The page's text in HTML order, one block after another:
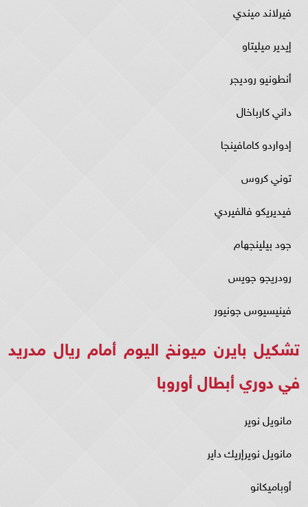
فيرلاند ميندي
إيدير ميليتاو
أنطونيو روديجر
داني كارباخال
إدواردو كامافينجا
توني كروس
فيديريكو فالفيردي
جود بيلينجهام
رودريجو جويس
فينيسيوس جونيور
تشكيل بايرن ميونخ اليوم أمام ريال مدريد
في دوري أبطال أوروبا
مانويل نوير
مانويل نويرإريك داير
أوباميكانو